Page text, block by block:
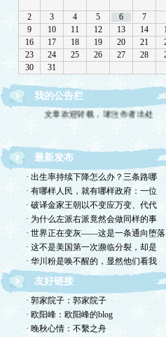
我的公告栏
文章欢迎转载，请注作者出处
最新发布
· 出生率持续下降怎么办？三条路哪
· 有哪样人民，就有哪样政府：一位
· 破译金家王朝以不变应万变、代代
· 为什么左派右派竟然会做同样的事
· 世界正在变灰——这是一条通向堕落
· 这不是美国第一次濒临分裂，却是
· 华川粉是唤不醒的，显然他们看我
友好链接
· 郭家院子：郭家院子
· 欧阳峰：欧阳峰的blog
· 晚秋心情：不繫之舟